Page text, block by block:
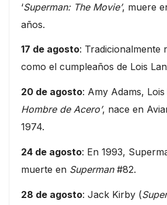
‘Superman: The Movie’, muere
años.
17 de agosto: Tradicionalmente
como el cumpleaños de Lois
20 de agosto: Amy Adams,
Hombre de Acero’, nace en
1974.
24 de agosto: En 1993,
muerte en Superman#82.
28 de agosto: Jack Kirby (